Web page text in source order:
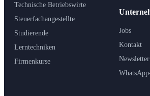
Technische Betriebswirte
Steuerfachangestellte
Studierende
Lerntechniken
Firmenkurse
Jobs
Kontakt
Newsletter